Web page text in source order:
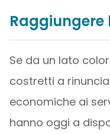
Se da un lato
costretti a
economiche ai
hanno oggi a